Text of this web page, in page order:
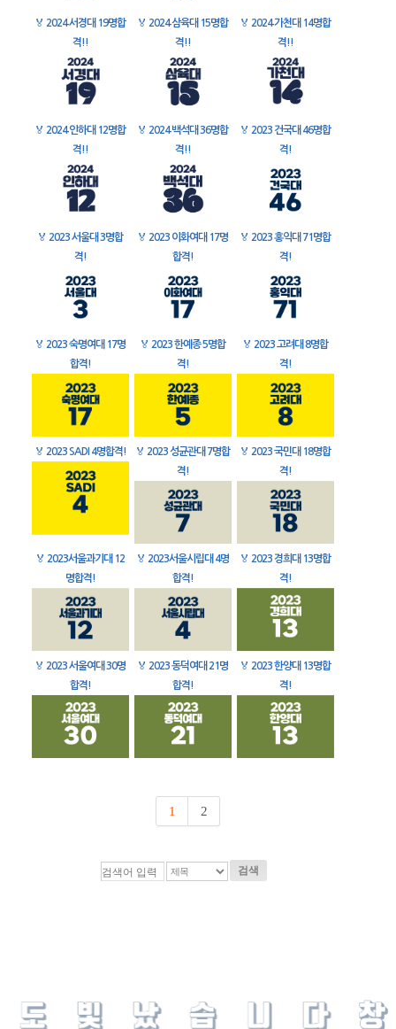
🏅 2024 서경대 19명합
격!!
🏅 2024 삼육대 15명합
격!!
🏅 2024 가천대 14명합
격!!
🏅 2024 인하대 12명합
격!!
🏅 2024 백석대 36명합
격!!
🏅 2023 건국대 46명합
격!
🏅 2023 서울대 3명합
격!
🏅 2023 이화여대 17명
합격!
🏅 2023 홍익대 71명합
격!
🏅 2023 숙명여대 17명
합격!
🏅 2023 한예종 5명합
격!
🏅 2023 고려대 8명합
격!
🏅 2023 SADI 4명합격! 🏅 2023 성균관대 7명합
격!
🏅 2023 국민대 18명합
격!
🏅 2023서울과기대 12
명합격!
🏅 2023서울시립대 4명
합격!
🏅 2023 경희대 13명합
격!
🏅 2023 서울여대 30명
합격!
🏅 2023 동덕여대 21명
합격!
🏅 2023 한양대 13명합
격!
1 2
검색